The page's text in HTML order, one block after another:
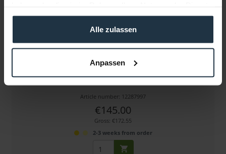
gesammelt haben.
Alle zulassen
Anpassen
Zum Montieren von 35mm Rohren/Stativen
Article number: 12287997
€145.00
Gross: €172.55
2-3 weeks from order